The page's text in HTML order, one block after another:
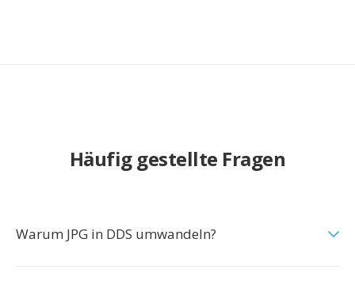
Häufig gestellte Fragen
Warum JPG in DDS umwandeln?